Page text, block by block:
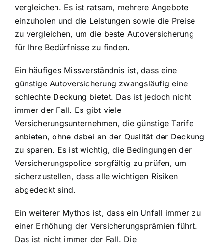
vergleichen. Es ist ratsam, mehrere Angebote
einzuholen und die Leistungen sowie die Preise
zu vergleichen, um die beste Autoversicherung
für Ihre Bedürfnisse zu finden.
Ein häufiges Missverständnis ist, dass eine
günstige Autoversicherung zwangsläufig eine
schlechte Deckung bietet. Das ist jedoch nicht
immer der Fall. Es gibt viele
Versicherungsunternehmen, die günstige Tarife
anbieten, ohne dabei an der Qualität der Deckung
zu sparen. Es ist wichtig, die Bedingungen der
Versicherungspolice sorgfältig zu prüfen, um
sicherzustellen, dass alle wichtigen Risiken
abgedeckt sind.
Ein weiterer Mythos ist, dass ein Unfall immer zu
einer Erhöhung der Versicherungsprämien führt.
Das ist nicht immer der Fall. Die